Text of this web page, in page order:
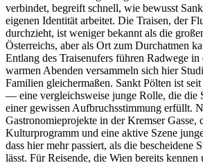
verbindet, begreift schnell, wie bewusst
eigenen Identität arbeitet. Die Traisen, der
durchzieht, ist weniger bekannt als die
Österreichs, aber als Ort zum Durchatmen
Entlang des Traisenufers führen Radwege
warmen Abenden versammeln sich hier
Familien gleichermaßen. Sankt Pölten ist
— eine vergleichsweise junge Rolle, die die
einer gewissen Aufbruchsstimmung erfüllt.
Gastronomieprojekte in der Kremser Gasse,
Kulturprogramm und eine aktive Szene
dass hier mehr passiert, als die bescheidene
lässt. Für Reisende, die Wien bereits kennen